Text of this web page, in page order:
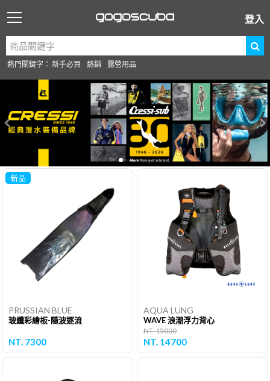
登入
熱門關鍵字： 新手必買 熱銷 露營用品
新品
PRUSSIAN BLUE
玻纖彩繪板-隨波逐流
NT. 7300
AQUA LUNG
WAVE 浪潮浮力背心
NT. 15000
NT. 14700